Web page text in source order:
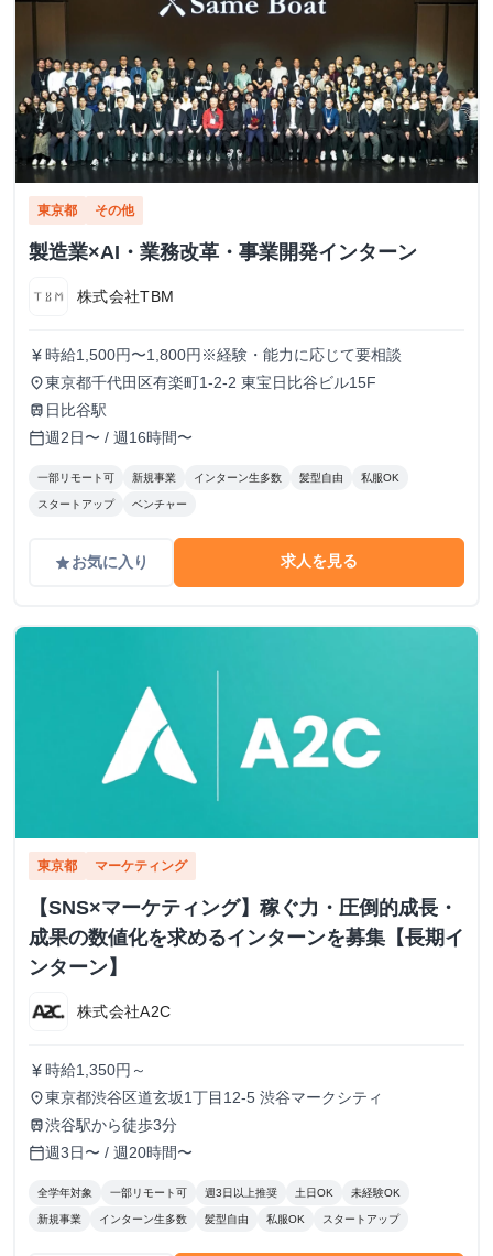
東京都 その他
製造業×AI・業務改革・事業開発インターン
株式会社TBM
currency_yen 時給1,500円〜1,800円※経験・能力に応じて要相談
place東京都千代田区有楽町1-2-2 東宝日比谷ビル15F
train 日比谷駅
calendar_today週2日〜 / 週16時間〜
一部リモート可 新規事業 インターン生多数 髪型自由 私服OK
スタートアップ ベンチャー
gradeお気に入り 求人を見る
東京都 マーケティング
【SNS×マーケティング】稼ぐ力・圧倒的成長・
成果の数値化を求めるインターンを募集【長期イ
ンターン】
株式会社A2C
currency_yen 時給1,350円～
place東京都渋谷区道玄坂1丁目12-5 渋谷マークシティ
train渋谷駅から徒歩3分
calendar_today週3日〜 / 週20時間〜
全学年対象 一部リモート可 週3日以上推奨 土日OK 未経験OK
新規事業 インターン生多数 髪型自由 私服OK スタートアップ